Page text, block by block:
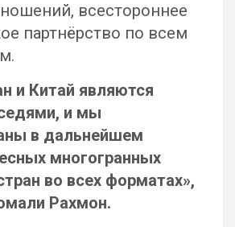
всестороннее
партнёрство по всем
и Китай являются
и мы
в дальнейшем
многогранных
во всех форматах»,
Рахмон.